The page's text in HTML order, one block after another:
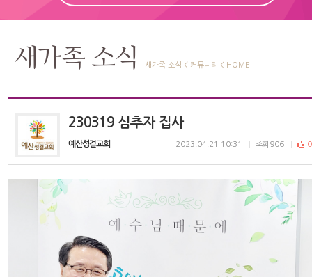
새가족 소식 새가족 소식 < 커뮤니티 < HOME
230319 심추자 집사
예산성결교회 0
조회 906
2023.04.21 10:31